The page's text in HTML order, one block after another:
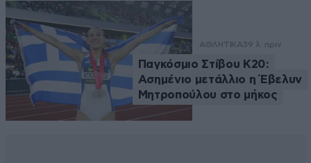
ΑΘΛΗΤΙΚΑ39 λ. πριν
Παγκόσμιο Στίβου Κ20:
Ασημένιο μετάλλιο η Έβελυν
Μητροπούλου στο μήκος